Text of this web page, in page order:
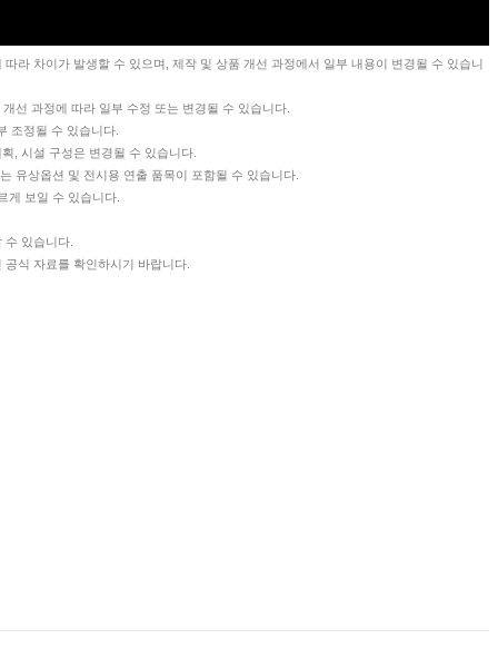
라 차이가 발생할 수 있으며, 제작 및 상품 개선 과정에서 일부 내용이 변경될 수 있습니
선 과정에 따라 일부 수정 또는 변경될 수 있습니다.
조정될 수 있습니다.
, 시설 구성은 변경될 수 있습니다.
유상옵션 및 전시용 연출 품목이 포함될 수 있습니다.
게 보일 수 있습니다.
있습니다.
식 자료를 확인하시기 바랍니다.